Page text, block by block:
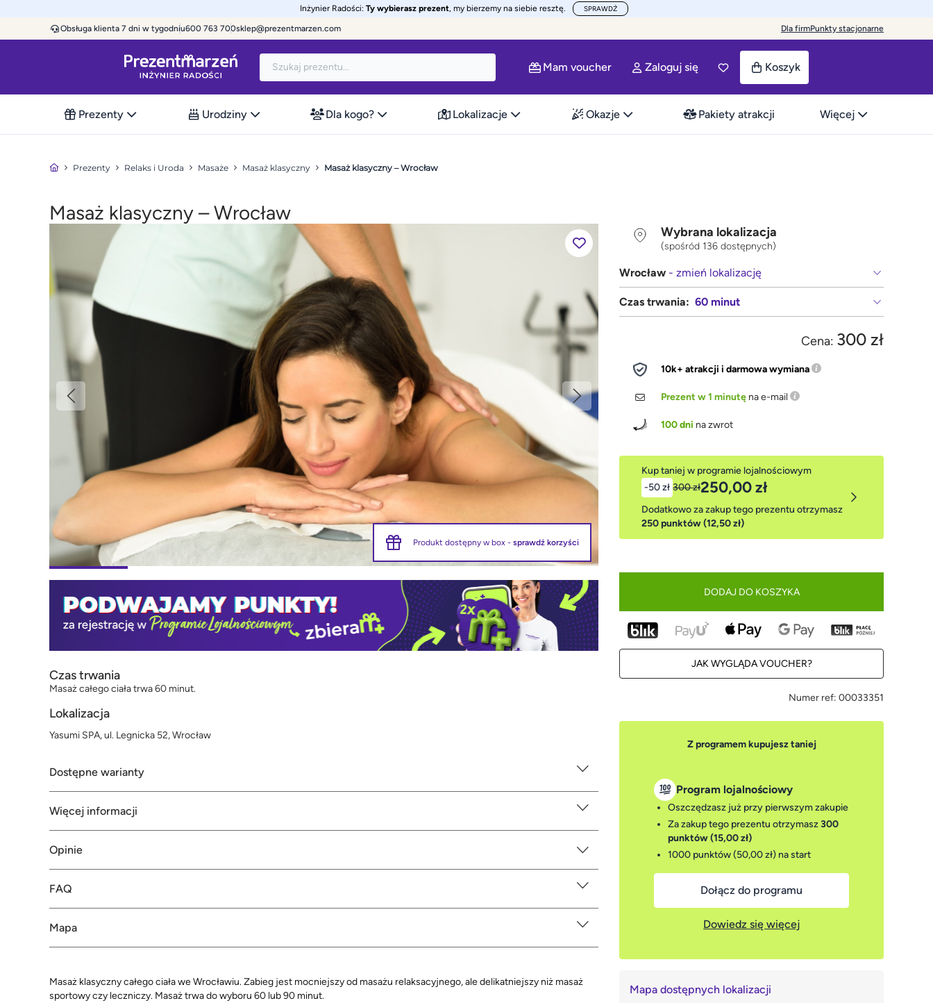
Inżynier Radości: Ty wybierasz prezent, my bierzemy na siebie resztę. SPRAWDŹ
Obsługa klienta 7 dni w tygodniu600 763 700sklep@prezentmarzen.com Dla firmPunkty stacjonarne
Mam voucher Zaloguj się Koszyk
Prezenty Urodziny Dla kogo? Lokalizacje Okazje Pakiety atrakcji Więcej
Prezenty Relaks i Uroda Masaże Masaż klasyczny Masaż klasyczny – Wrocław
Masaż klasyczny – Wrocław
Produkt dostępny w box -sprawdź korzyści
Czas trwania
Masaż całego ciała trwa 60 minut.
Lokalizacja
Yasumi SPA, ul. Legnicka 52, Wrocław
Dostępne warianty
Więcej informacji
Opinie
FAQ
Mapa
Masaż klasyczny całego ciała we Wrocławiu. Zabieg jest mocniejszy od masażu relaksacyjnego, ale delikatniejszy niż masaż
sportowy czy leczniczy. Masaż trwa do wyboru 60 lub 90 minut.
Wybrana lokalizacja
(spośród 136 dostępnych)
Wrocław - zmień lokalizację
Czas trwania:60 minut
Cena: 300 zł
10k+ atrakcji i darmowa wymiana
Prezent w 1 minutę na e-mail
100 dni na zwrot
Kup taniej w programie lojalnościowym
-50 zł 300 zł250,00 zł
Dodatkowo za zakup tego prezentu otrzymasz
250 punktów (12,50 zł)
DODAJ DO KOSZYKA
JAK WYGLĄDA VOUCHER?
Numer ref: 00033351
Z programem kupujesz taniej
Program lojalnościowy
Oszczędzasz już przy pierwszym zakupie
Za zakup tego prezentu otrzymasz300
punktów (15,00 zł)
1000 punktów (50,00 zł) na start
Dołącz do programu
Dowiedz się więcej
Mapa dostępnych lokalizacji